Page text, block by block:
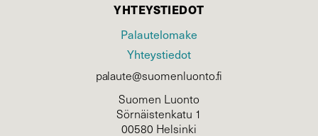
YHTEYSTIEDOT
Palautelomake
Yhteystiedot
palaute@suomenluonto.fi
Suomen Luonto
Sörnäistenkatu 1
00580 Helsinki